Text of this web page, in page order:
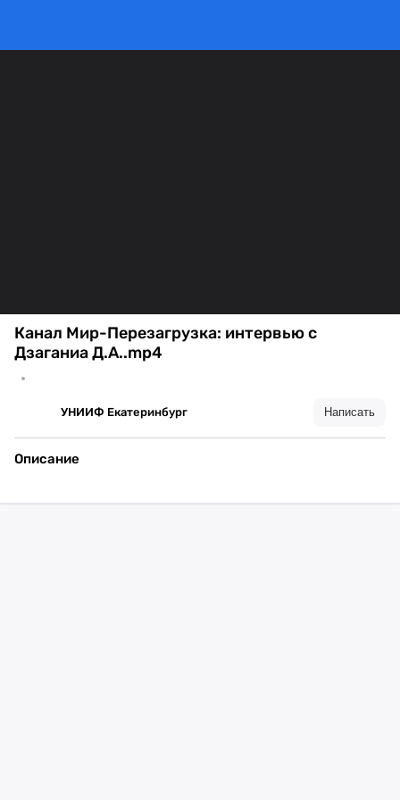
Канал Мир-Перезагрузка: интервью с
Дзаганиа Д.А..mp4
УНИИФ Екатеринбург Написать
Описание